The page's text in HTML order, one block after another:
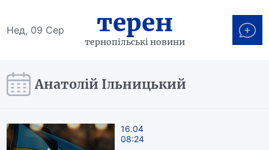
Нед, 09 Сер терен
тернопільські новини
Анатолій Ільницький
16.04
08:24